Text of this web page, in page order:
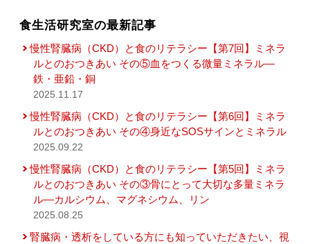
食生活研究室の最新記事
慢性腎臓病（CKD）と食のリテラシー【第7回】ミネラ
ルとのおつきあい その⑤血をつくる微量ミネラル―
鉄・亜鉛・銅
2025.11.17
慢性腎臓病（CKD）と食のリテラシー【第6回】ミネラ
ルとのおつきあい その④身近なSOSサインとミネラル
2025.09.22
慢性腎臓病（CKD）と食のリテラシー【第5回】ミネラ
ルとのおつきあい その③骨にとって大切な多量ミネラ
ル―カルシウム、マグネシウム、リン
2025.08.25
腎臓病・透析をしている方にも知っていただきたい、視